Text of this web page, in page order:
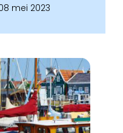
mei 2023